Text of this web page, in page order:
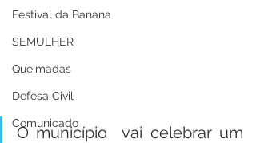
Festival da Banana
SEMULHER
Queimadas
Defesa Civil
Comunicado
O município  vai celebrar um